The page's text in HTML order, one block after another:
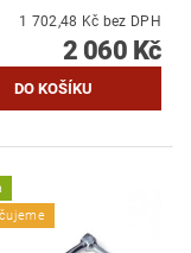
1 702,48 Kč bez DPH
2 060 Kč